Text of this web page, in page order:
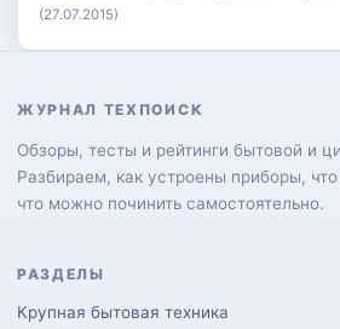
(27.07.2015)
ЖУРНАЛ ТЕХПОИСК
Обзоры, тесты и рейтинги бытовой и
Разбираем, как устроены приборы, что
что можно починить самостоятельно.
РАЗДЕЛЫ
Крупная бытовая техника